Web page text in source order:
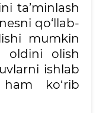
ta’minlash
qo‘llab-
mumkin
oldini olish
ishlab
ko‘rib